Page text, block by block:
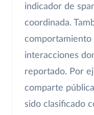
indicador de
coordinada.
comportamiento
interacciones
reportado. Por
comparte
sido clasificado